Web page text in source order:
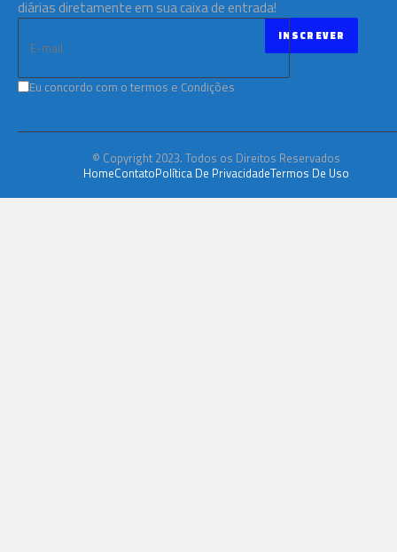
diárias diretamente em sua caixa de entrada!
Eu concordo com o termos e Condições
© Copyright 2023. Todos os Direitos Reservados
HomeContatoPolítica De PrivacidadeTermos De Uso